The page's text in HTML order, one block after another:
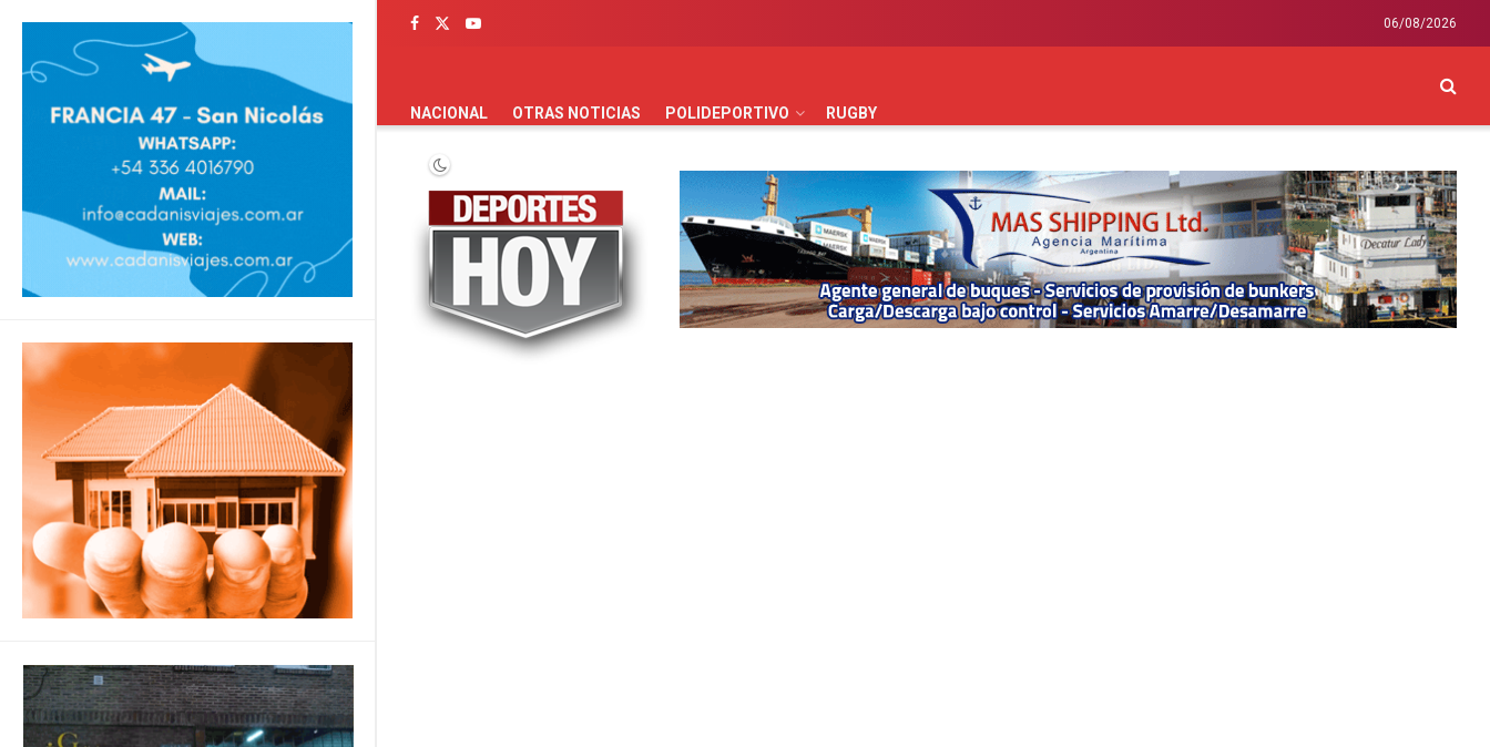
06/08/2026
PORTADA
NACIONAL OTRAS NOTICIAS POLIDEPORTIVO RUGBY